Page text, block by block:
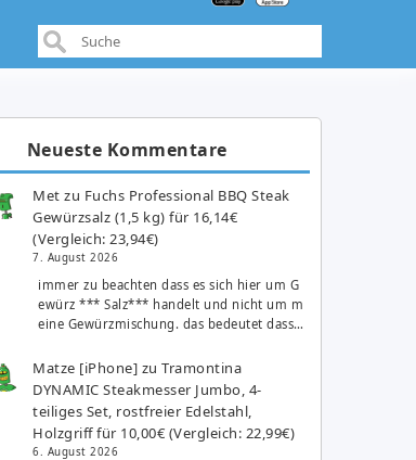
Neueste Kommentare
Met zu Fuchs Professional BBQ Steak
Gewürzsalz (1,5 kg) für 16,14€
(Vergleich: 23,94€)
7. August 2026
immer zu beachten dass es sich hier um G
ewürz *** Salz*** handelt und nicht um m
eine Gewürzmischung. das bedeutet dass…
Matze [iPhone] zuTramontina
DYNAMIC Steakmesser Jumbo, 4-
teiliges Set, rostfreier Edelstahl,
Holzgriff für 10,00€ (Vergleich: 22,99€)
6. August 2026